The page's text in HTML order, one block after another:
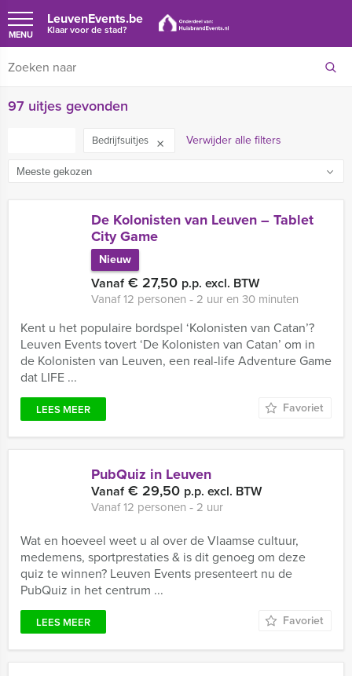
LeuvenEvents.be
Klaar voor de stad?
MENU
97 uitjes gevonden
Bedrijfsuitjes Verwijder alle filters
De Kolonisten van Leuven – Tablet
City Game
Nieuw
Vanaf€ 27,50 p.p. excl. BTW
Vanaf 12 personen ‐ 2 uur en 30 minuten
Kent u het populaire bordspel ‘Kolonisten van Catan’?
Leuven Events tovert ‘De Kolonisten van Catan’ om in
de Kolonisten van Leuven, een real-life Adventure Game
dat LIFE ...
LEES MEER Favoriet
PubQuiz in Leuven
Vanaf€ 29,50 p.p. excl. BTW
Vanaf 12 personen ‐ 2 uur
Wat en hoeveel weet u al over de Vlaamse cultuur,
medemens, sportprestaties & is dit genoeg om deze
quiz te winnen? Leuven Events presenteert nu de
PubQuiz in het centrum ...
LEES MEER Favoriet